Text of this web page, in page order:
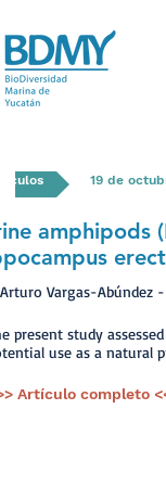
19 de
amphipods
Arturo Vargas-
present study
use as a natural
Artículo completo